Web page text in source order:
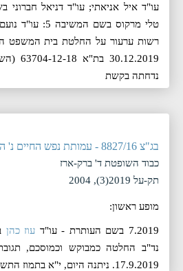
רשות ערעור על החלטת בית המשפט
נדחתה בקשת
בג"צ 8827/16 - עמותת נפש החיים נ' המנהל האזרחי באיו"ש
כבוד השופטת ד' ברק-ארז
תק-על 2019(3), 2004
מופע ראשון:
7.2019 בשם העותרת - עו"ד עוז כהן
נד"ב החלטה כמבוקש וכמוסכם,
17.9.2019. ניתנה היום, ‏י"א בתמוז התשע"ט (‏14.7.2019).